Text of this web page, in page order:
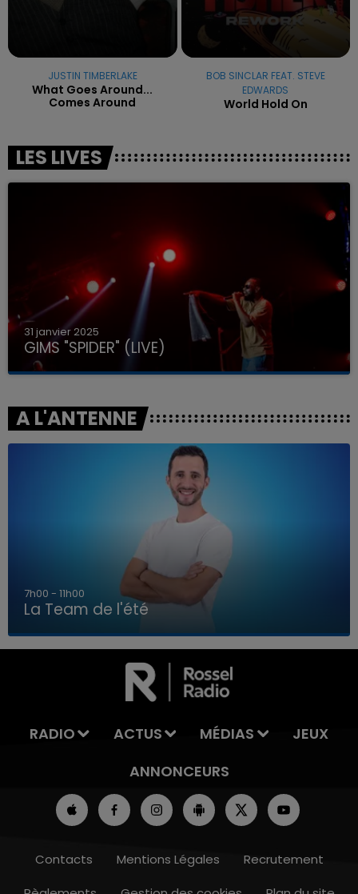
LA TEAM DE L'ÉTÉ
JUSTIN TIMBERLAKE
What Goes Around...
Comes Around
BOB SINCLAR FEAT. STEVE
EDWARDS
World Hold On
LES LIVES
31 janvier 2025
GIMS "SPIDER" (LIVE)
A L'ANTENNE
7h00 - 11h00
La Team de l'été
RADIO ACTUS MÉDIAS
JEUX
ANNONCEURS
Contacts Mentions Légales
Recrutement